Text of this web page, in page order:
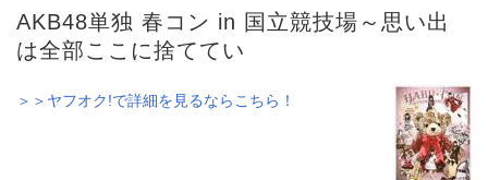
AKB48単独 春コン in 国立競技場～思い出
は全部ここに捨ててい
＞＞ヤフオク!で詳細を見るならこちら！